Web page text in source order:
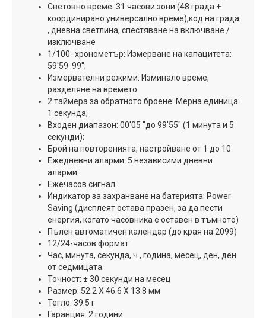
Световно време: 31 часови зони (48 града +
координирано универсално време),код на града
, дневна светлина, спестяване на включване /
изключване
1/100- хронометър: Измерване на капацитета:
59'59 .99'';
Измервателни режими: Изминало време,
разделяне на времето
2 таймера за обратното броене: Мерна единица:
1 секунда;
Входен диапазон: 00'05 "до 99'55" (1 минута и 5
секунди);
Брой на повторенията, настройване от 1 до 10
Ежедневни аларми: 5 независими дневни
аларми
Ежечасов сигнал
Индикатор за захранване на батерията: Power
Saving (дисплеят остава празен, за да пести
енергия, когато часовника е оставен в тъмното)
Пълен автоматичен календар (до края на 2099)
12/24-часов формат
Час, минута, секунда, ч., година, месец, ден, ден
от седмицата
Точност: ± 30 секунди на месец
Размер: 52.2 X 46.6 X 13.8 мм
Тегло: 39.5 г
Гаранция: 2 години